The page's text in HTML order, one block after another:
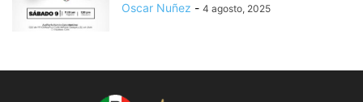
Oscar Nuñez - 4 agosto, 2025